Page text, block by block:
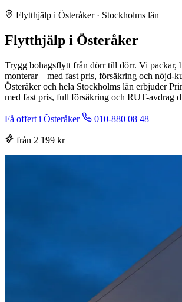
Flytthjälp i Österåker · Stockholms län
Flytthjälp i Österåker
Trygg bohagsflytt från dörr till dörr. Vi packar,
monterar – med fast pris, försäkring och nöjd-
Österåker och hela Stockholms län erbjuder
med fast pris, full försäkring och RUT-avdrag
Få offert i Österåker 010-880 08 48
från 2 199 kr